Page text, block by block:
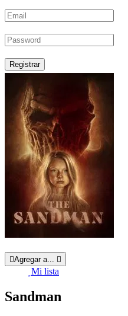
Registrar
Agregar a...
Mi lista
Sandman